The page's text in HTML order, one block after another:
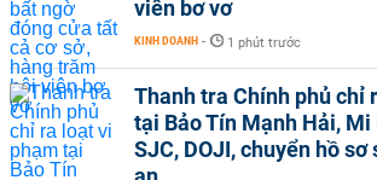
viên bơ vơ
KINH DOANH - 1 phút trước
Thanh tra Chính phủ chỉ
tại Bảo Tín Mạnh Hải, Mi
SJC, DOJI, chuyển hồ sơ